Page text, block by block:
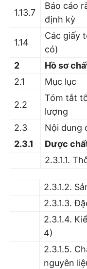
1.13.7
Báo cáo
định kỳ
1.14
Các giấy
có)
2
Hồ sơ
2.1
Mục lục
2.2
Tóm tắt
lượng
2.3
Nội dung
2.3.1
Dược
2.3.1.1.
2.3.1.2.
2.3.1.3.
2.3.1.4.
4)
2.3.1.5.
nguyên